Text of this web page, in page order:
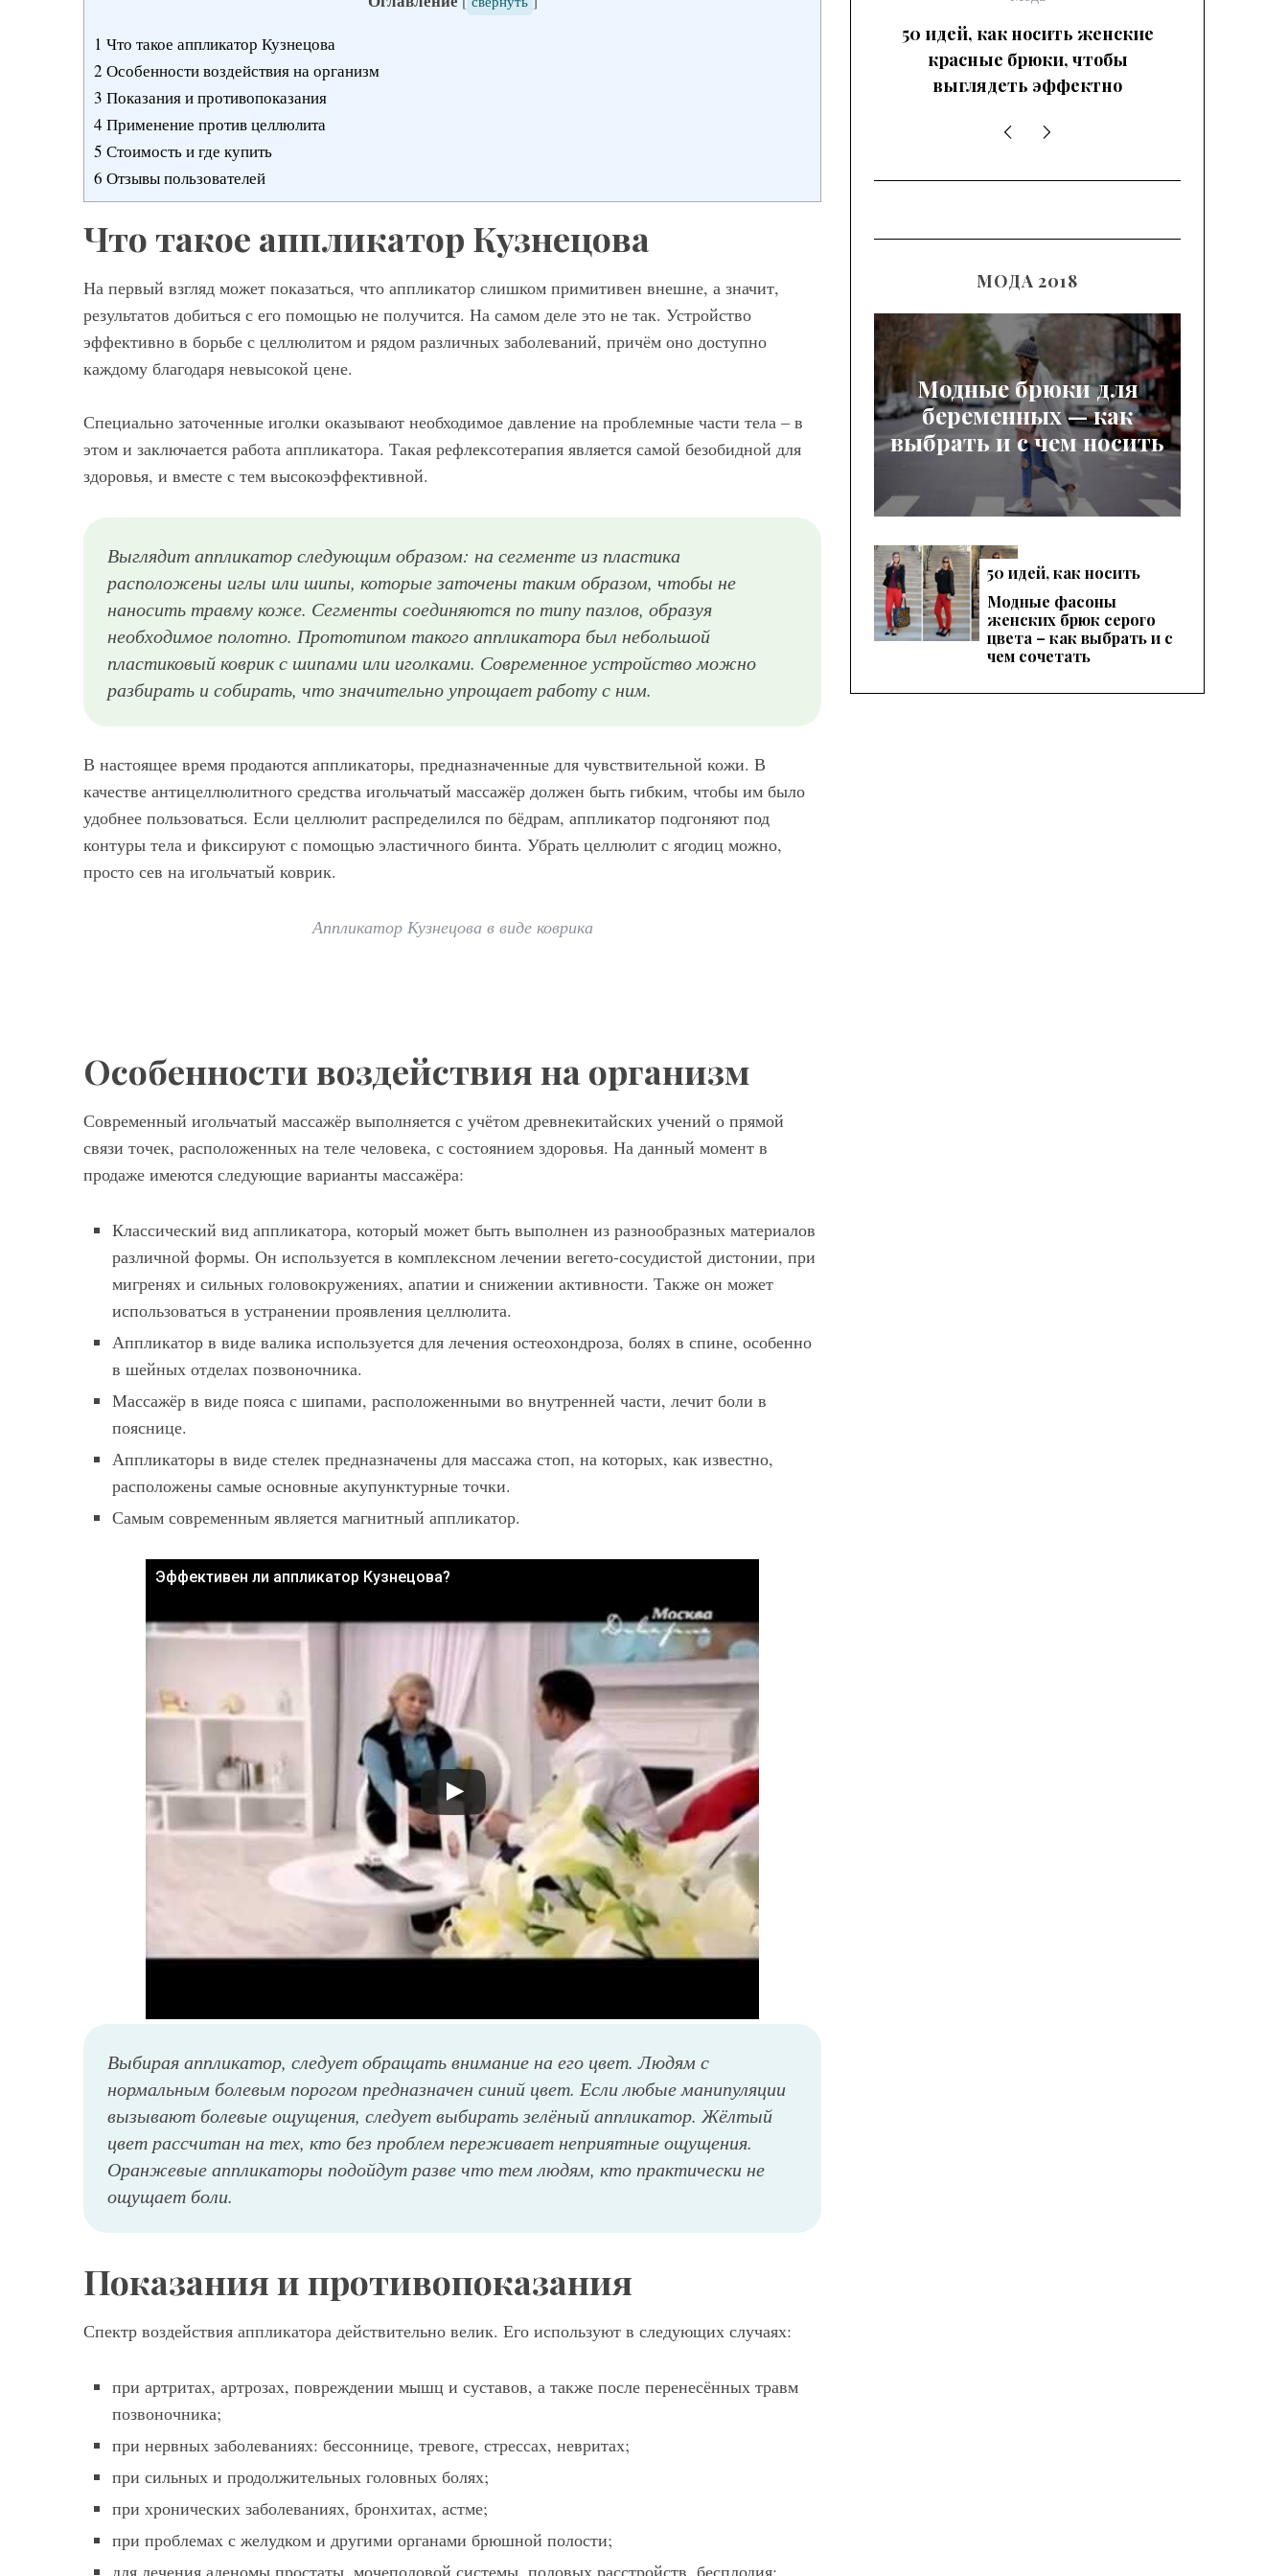
1 Что такое аппликатор Кузнецова
2 Особенности воздействия на организм
3 Показания и противопоказания
4 Применение против целлюлита
5 Стоимость и где купить
6 Отзывы пользователей
Что такое аппликатор Кузнецова
На первый взгляд может показаться, что аппликатор слишком примитивен внешне, а значит,
результатов добиться с его помощью не получится. На самом деле это не так. Устройство
эффективно в борьбе с целлюлитом и рядом различных заболеваний, причём оно доступно
каждому благодаря невысокой цене.
Специально заточенные иголки оказывают необходимое давление на проблемные части тела – в
этом и заключается работа аппликатора. Такая рефлексотерапия является самой безобидной для
здоровья, и вместе с тем высокоэффективной.
Выглядит аппликатор следующим образом: на сегменте из пластика
расположены иглы или шипы, которые заточены таким образом, чтобы не
наносить травму коже. Сегменты соединяются по типу пазлов, образуя
необходимое полотно. Прототипом такого аппликатора был небольшой
пластиковый коврик с шипами или иголками. Современное устройство можно
разбирать и собирать, что значительно упрощает работу с ним.
В настоящее время продаются аппликаторы, предназначенные для чувствительной кожи. В
качестве антицеллюлитного средства игольчатый массажёр должен быть гибким, чтобы им было
удобнее пользоваться. Если целлюлит распределился по бёдрам, аппликатор подгоняют под
контуры тела и фиксируют с помощью эластичного бинта. Убрать целлюлит с ягодиц можно,
просто сев на игольчатый коврик.
Аппликатор Кузнецова в виде коврика
Особенности воздействия на организм
Современный игольчатый массажёр выполняется с учётом древнекитайских учений о прямой
связи точек, расположенных на теле человека, с состоянием здоровья. На данный момент в
продаже имеются следующие варианты массажёра:
Классический вид аппликатора, который может быть выполнен из разнообразных материалов
различной формы. Он используется в комплексном лечении вегето-сосудистой дистонии, при
мигренях и сильных головокружениях, апатии и снижении активности. Также он может
использоваться в устранении проявления целлюлита.
Аппликатор в виде валика используется для лечения остеохондроза, болях в спине, особенно
в шейных отделах позвоночника.
Массажёр в виде пояса с шипами, расположенными во внутренней части, лечит боли в
пояснице.
Аппликаторы в виде стелек предназначены для массажа стоп, на которых, как известно,
расположены самые основные акупунктурные точки.
Самым современным является магнитный аппликатор.
Эффективен ли аппликатор Кузнецова?
Выбирая аппликатор, следует обращать внимание на его цвет. Людям с
нормальным болевым порогом предназначен синий цвет. Если любые манипуляции
вызывают болевые ощущения, следует выбирать зелёный аппликатор. Жёлтый
цвет рассчитан на тех, кто без проблем переживает неприятные ощущения.
Оранжевые аппликаторы подойдут разве что тем людям, кто практически не
ощущает боли.
Показания и противопоказания
Спектр воздействия аппликатора действительно велик. Его используют в следующих случаях:
при артритах, артрозах, повреждении мышц и суставов, а также после перенесённых травм
позвоночника;
при нервных заболеваниях: бессоннице, тревоге, стрессах, невритах;
при сильных и продолжительных головных болях;
при хронических заболеваниях, бронхитах, астме;
при проблемах с желудком и другими органами брюшной полости;
для лечения аденомы простаты, мочеполовой системы, половых расстройств, бесплодия;
50 идей, как носить женские
красные брюки, чтобы
выглядеть эффектно
МОДА 2018
Модные брюки для
беременных — как
выбрать и с чем носить
50 идей, как носить
брюки, чтобы
выглядеть эффектно
Модные фасоны
женских брюк серого
цвета – как выбрать и с
чем сочетать